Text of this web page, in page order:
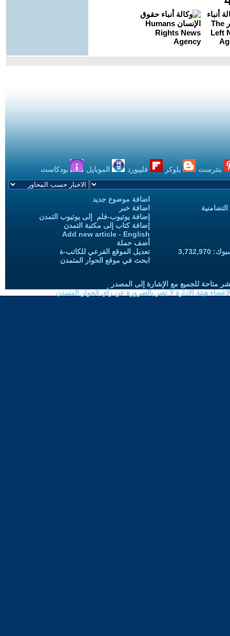
بنترست بلوكر فليبورد الموبايل بودكاست
اضافة موضوع جديد
اضافة خبر
إضافة يوتيوب-فلم إلى يوتيوب التمدن
إضافة كتاب إلى مكتبة التمدن
Add new article - English
أضف حملة
تعديل الموقع الفرعي للكاتب-ة
ابحث في موقع الحوار المتمدن
متاحة للجميع مع الإشارة إلى المصدر
هيئة الادارة لا تعبر بالضرورة عن رأي الحوار المتمدن